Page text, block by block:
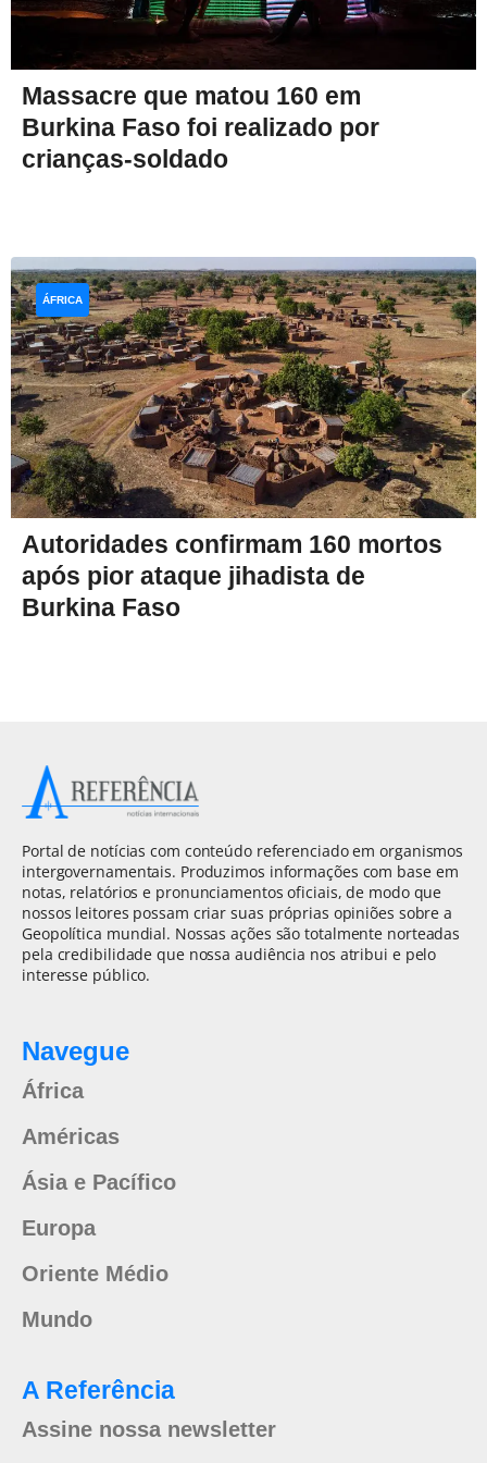
Massacre que matou 160 em
Burkina Faso foi realizado por
crianças-soldado
Autoridades confirmam 160 mortos
após pior ataque jihadista de
Burkina Faso
ÁFRICA
Portal de notícias com conteúdo referenciado em organismos
intergovernamentais. Produzimos informações com base em
notas, relatórios e pronunciamentos oficiais, de modo que
nossos leitores possam criar suas próprias opiniões sobre a
Geopolítica mundial. Nossas ações são totalmente norteadas
pela credibilidade que nossa audiência nos atribui e pelo
interesse público.
Navegue
África
Américas
Ásia e Pacífico
Europa
Oriente Médio
Mundo
A Referência
Assine nossa newsletter